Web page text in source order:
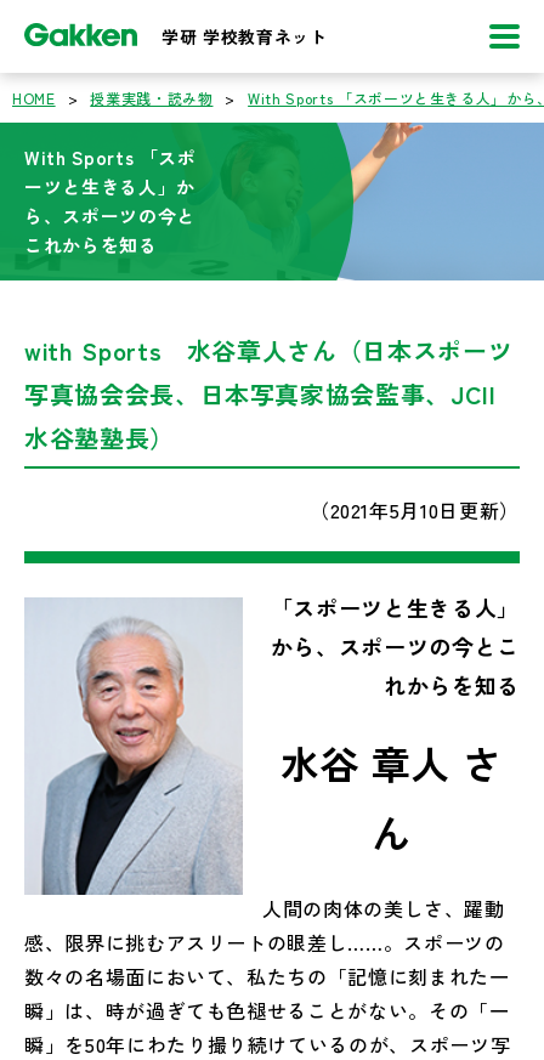
学研 学校教育ネット
HOME > 授業実践・読み物 > With Sports 「スポーツと生きる人」から
With Sports 「スポ
ーツと生きる人」か
ら、スポーツの今と
これからを知る
with Sports 水谷章人さん（日本スポーツ
写真協会会長、日本写真家協会監事、JCII
水谷塾塾長）
（2021年5月10日更新）
「スポーツと生きる人」
から、スポーツの今とこ
れからを知る
水谷 章人 さ
ん
人間の肉体の美しさ、躍動
感、限界に挑むアスリートの眼差し……。スポーツの
数々の名場面において、私たちの「記憶に刻まれた一
瞬」は、時が過ぎても色褪せることがない。その「一
瞬」を50年にわたり撮り続けているのが、スポーツ写